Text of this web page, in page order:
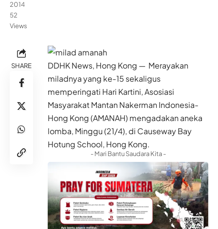
2014
52
Views
SHARE
DDHK News, Hong Kong — Merayakan
miladnya yang ke-15 sekaligus
memperingati Hari Kartini, Asosiasi
Masyarakat Mantan Nakerman Indonesia-
Hong Kong (AMANAH) mengadakan aneka
lomba, Minggu (21/4), di Causeway Bay
Hotung School, Hong Kong.
- Mari Bantu Saudara Kita -